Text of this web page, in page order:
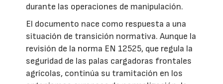
durante las operaciones de manipulación.
El documento nace como respuesta a una
situación de transición normativa. Aunque la
revisión de la norma EN 12525, que regula la
seguridad de las palas cargadoras frontales
agrícolas, continúa su tramitación en los